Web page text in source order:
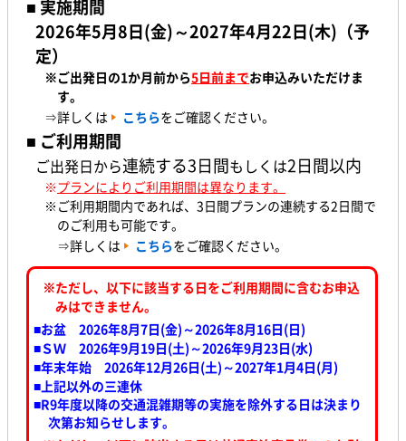
■ 実施期間
2026年5月8日(金)～2027年4月22日(木)（予
定）
※ご出発日の1か月前から5日前までお申込みいただけま
す。
⇒詳しくは
こちらをご確認ください。
■ ご利用期間
ご出発日から連続する3日間もしくは2日間以内
※プランによりご利用期間は異なります。
※ご利用期間内であれば、3日間プランの連続する2日間で
のご利用も可能です。
⇒詳しくは
こちらをご確認ください。
※ただし、以下に該当する日をご利用期間に含むお申込
みはできません。
■お盆 2026年8月7日(金)～2026年8月16日(日)
■ＳＷ 2026年9月19日(土)～2026年9月23日(水)
■年末年始 2026年12月26日(土)～2027年1月4日(月)
■上記以外の三連休
■R9年度以降の交通混雑期等の実施を除外する日は決まり
次第お知らせします。